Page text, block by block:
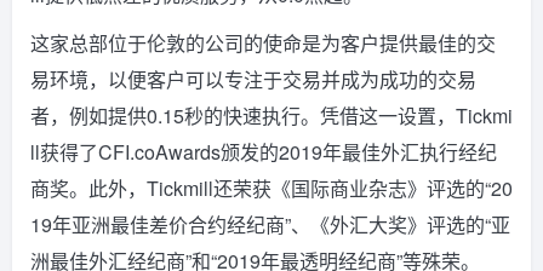
这家总部位于伦敦的公司的使命是为客户提供最佳的交
易环境，以便客户可以专注于交易并成为成功的交易
者，例如提供0.15秒的快速执行。凭借这一设置，Tickmi
ll获得了CFI.coAwards颁发的2019年最佳外汇执行经纪
商奖。此外，Tickmill还荣获《国际商业杂志》评选的“20
19年亚洲最佳差价合约经纪商”、《外汇大奖》评选的“亚
洲最佳外汇经纪商”和“2019年最透明经纪商”等殊荣。